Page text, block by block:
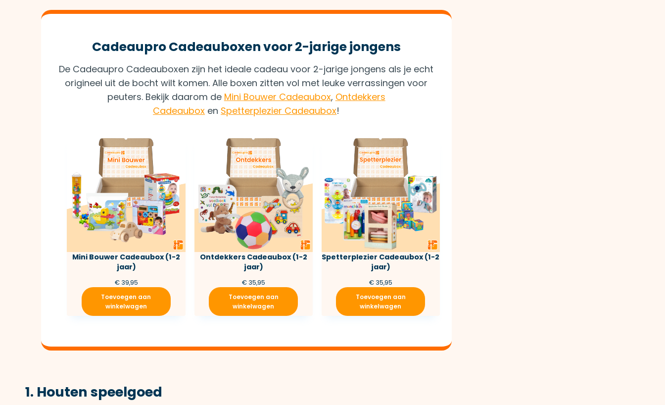
Cadeaupro Cadeauboxen voor 2-jarige jongens
De Cadeaupro Cadeauboxen zijn het ideale cadeau voor 2-jarige jongens als je echt
origineel uit de bocht wilt komen. Alle boxen zitten vol met leuke verrassingen voor
peuters. Bekijk daarom de Mini Bouwer Cadeaubox, Ontdekkers
Cadeaubox en Spetterplezier Cadeaubox!
Mini Bouwer Cadeaubox (1-2
jaar)
€39,95
Toevoegen aan
winkelwagen
Ontdekkers Cadeaubox (1-2
jaar)
€35,95
Toevoegen aan
winkelwagen
Spetterplezier Cadeaubox (1-2
jaar)
€35,95
Toevoegen aan
winkelwagen
1. Houten speelgoed